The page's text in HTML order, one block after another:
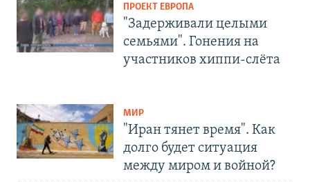
ПРОЕКТ ЕВРОПА
"Задерживали целыми
семьями". Гонения на
участников хиппи-слёта
МИР
"Иран тянет время". Как
долго будет ситуация
между миром и войной?